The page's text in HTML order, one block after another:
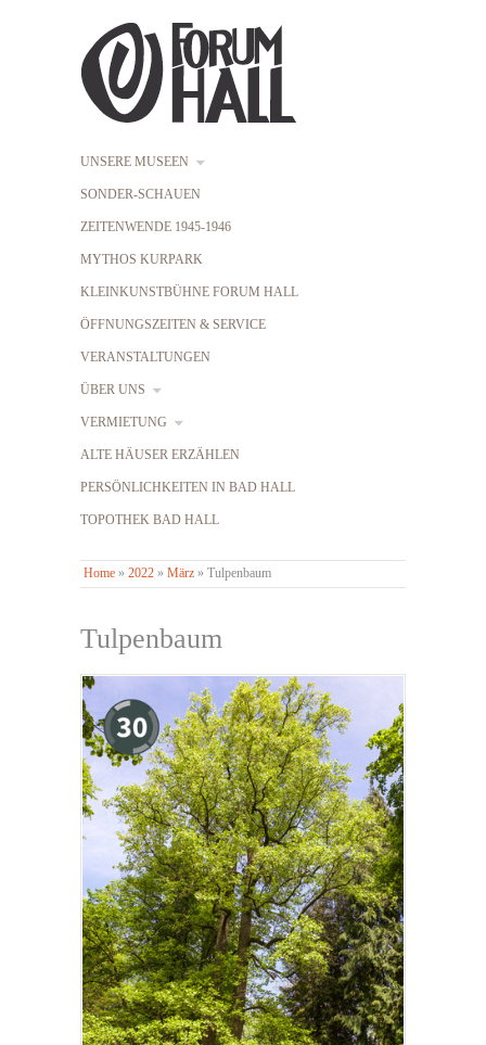
UNSERE MUSEEN
SONDER-SCHAUEN
ZEITENWENDE 1945-1946
MYTHOS KURPARK
KLEINKUNSTBÜHNE FORUM HALL
ÖFFNUNGSZEITEN & SERVICE
VERANSTALTUNGEN
ÜBER UNS
VERMIETUNG
ALTE HÄUSER ERZÄHLEN
PERSÖNLICHKEITEN IN BAD HALL
TOPOTHEK BAD HALL
Home » 2022 » März » Tulpenbaum
Tulpenbaum